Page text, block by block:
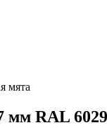
мята
RAL